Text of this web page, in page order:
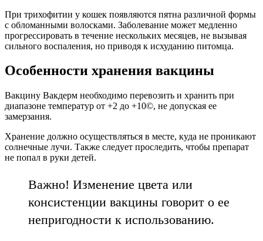
При трихофитии у кошек появляются пятна различной формы
с обломанными волосками. Заболевание может медленно
прогрессировать в течение нескольких месяцев, не вызывая
сильного воспаления, но приводя к исхуданию питомца.
Особенности хранения вакцины
Вакцину Вакдерм необходимо перевозить и хранить при
диапазоне температур от +2 до +10©, не допуская ее
замерзания.
Хранение должно осуществляться в месте, куда не проникают
солнечные лучи. Также следует проследить, чтобы препарат
не попал в руки детей.
Важно! Изменение цвета или
консистенции вакцины говорит о ее
непригодности к использованию.